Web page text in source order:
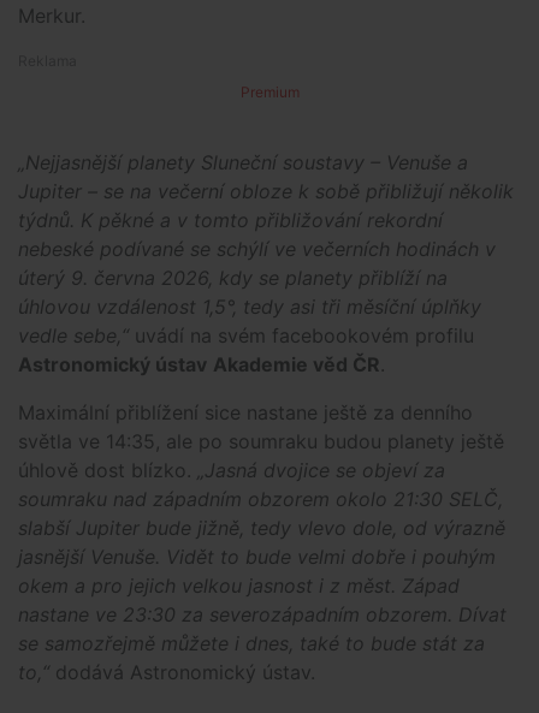
Merkur.
Premium
„Nejjasnější planety Sluneční soustavy – Venuše a
Jupiter – se na večerní obloze k sobě přibližují několik
týdnů. K pěkné a v tomto přibližování rekordní
nebeské podívané se schýlí ve večerních hodinách v
úterý 9. června 2026, kdy se planety přiblíží na
úhlovou vzdálenost 1,5°, tedy asi tři měsíční úplňky
vedle sebe,“ uvádí na svém facebookovém profilu
Astronomický ústav Akademie věd ČR .
Maximální přiblížení sice nastane ještě za denního
světla ve 14:35, ale po soumraku budou planety ještě
úhlově dost blízko.
„Jasná dvojice se objeví za
soumraku nad západním obzorem okolo 21:30 SELČ,
slabší Jupiter bude jižně, tedy vlevo dole, od výrazně
jasnější Venuše. Vidět to bude velmi dobře i pouhým
okem a pro jejich velkou jasnost i z měst. Západ
nastane ve 23:30 za severozápadním obzorem. Dívat
se samozřejmě můžete i dnes, také to bude stát za
to,“ dodává Astronomický ústav.